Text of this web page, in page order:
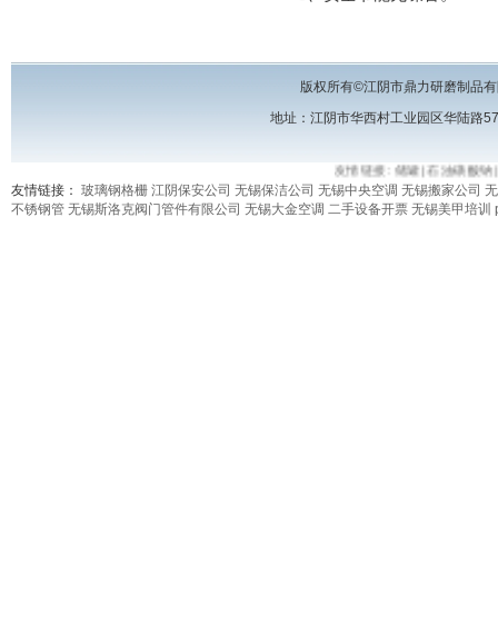
版权所有©江阴市鼎力研磨制品
地址：江阴市华西村工业园区华陆路
友情链接: 储罐|石油磺酸钠|
友情链接： 玻璃钢格栅 江阴保安公司 无锡保洁公司 无锡中央空调 无锡搬家公司
不锈钢管 无锡斯洛克阀门管件有限公司 无锡大金空调 二手设备开票 无锡美甲培训